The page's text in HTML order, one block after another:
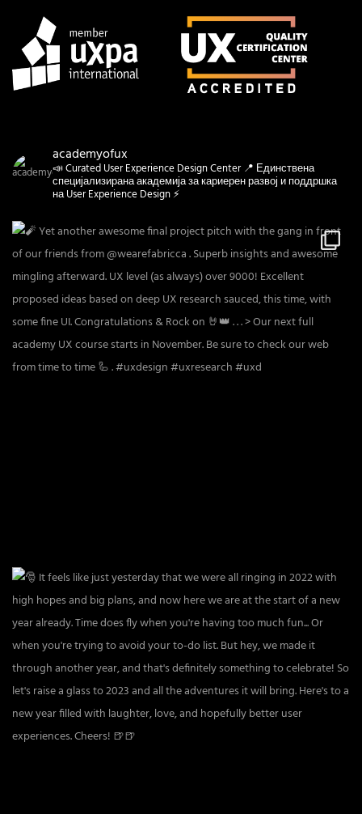
academyofux
📣 Curated User Experience Design Center 📍 Единствена
специјализирана академија за кариерен развој и поддршка
на User Experience Design ⚡️